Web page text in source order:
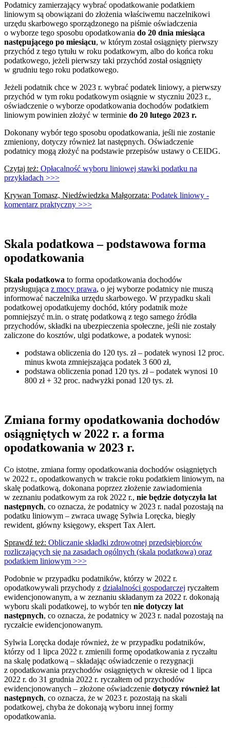
Podatnicy zamierzający wybrać opodatkowanie podatkiem
liniowym są obowiązani do złożenia właściwemu naczelnikowi
urzędu skarbowego sporządzonego na piśmie oświadczenia
o wyborze tego sposobu opodatkowania do 20 dnia miesiąca
następującego po miesiącu, w którym został osiągnięty pierwszy
przychód z tego tytułu w roku podatkowym, albo do końca roku
podatkowego, jeżeli pierwszy taki przychód został osiągnięty
w grudniu tego roku podatkowego.
Jeżeli podatnik chce w 2023 r. wybrać podatek liniowy, a pierwszy
przychód w tym roku podatkowym osiągnie w styczniu 2023 r.,
oświadczenie o wyborze opodatkowania dochodów podatkiem
liniowym powinien złożyć w terminie do 20 lutego 2023 r.
Dokonany wybór tego sposobu opodatkowania, jeśli nie zostanie
zmieniony, dotyczy również lat następnych. Oświadczenie
podatnicy mogą złożyć na podstawie przepisów ustawy o CEIDG.
Czytaj też: Opłacalność wyboru liniowej stawki podatku na
przykładach >>>
Krywan Tomasz, Niedźwiedzka Małgorzata: Podatek liniowy -
komentarz praktyczny >>>
Skala podatkowa – podstawowa forma
opodatkowania
Skala podatkowa to forma opodatkowania dochodów
przysługująca z mocy prawa, o jej wyborze podatnicy nie muszą
informować naczelnika urzędu skarbowego. W przypadku skali
podatkowej opodatkujemy dochód, który podatnik może
pomniejszyć m.in. o stratę podatkową z tego samego źródła
przychodów, składki na ubezpieczenia społeczne, jeśli nie zostały
zaliczone do kosztów, ulgi podatkowe, a podatek wynosi:
podstawa obliczenia do 120 tys. zł – podatek wynosi 12 proc.
minus kwota zmniejszająca podatek 3 600 zł,
podstawa obliczenia ponad 120 tys. zł – podatek wynosi 10
800 zł + 32 proc. nadwyżki ponad 120 tys. zł.
Zmiana formy opodatkowania dochodów
osiągniętych w 2022 r. a forma
opodatkowania w 2023 r.
Co istotne, zmiana formy opodatkowania dochodów osiągniętych
w 2022 r., opodatkowanych w trakcie roku podatkiem liniowym, na
skalę podatkową, dokonana poprzez złożenie zawiadomienia
w zeznaniu podatkowym za rok 2022 r., nie będzie dotyczyła lat
następnych, co oznacza, że podatnicy w 2023 r. nadal pozostają na
podatku liniowym – zwraca uwagę Sylwia Loręcka, biegły
rewident, główny księgowy, ekspert Tax Alert.
Sprawdź też: Obliczanie składki zdrowotnej przedsiębiorców
rozliczających się na zasadach ogólnych (skala podatkowa) oraz
podatkiem liniowym >>>
Podobnie w przypadku podatników, którzy w 2022 r.
opodatkowywali przychody z działalności gospodarczej ryczałtem
ewidencjonowanym, a w zeznaniu składanym za 2022 r. dokonają
wyboru skali podatkowej, to wybór ten nie dotyczy lat
następnych, co oznacza, że podatnicy w 2023 r. nadal pozostają na
ryczałcie ewidencjonowanym.
Sylwia Loręcka dodaje również, że w przypadku podatników,
którzy od 1 lipca 2022 r. zmienili formę opodatkowania z ryczałtu
na skalę podatkową – składając oświadczenie o rezygnacji
z opodatkowania przychodów osiągniętych w okresie od 1 lipca
2022 r. do 31 grudnia 2022 r. ryczałtem od przychodów
ewidencjonowanych – złożone oświadczenie dotyczy również lat
następnych, co oznacza, że w 2023 r. pozostają na skali
podatkowej, chyba że dokonają wyboru innej formy
opodatkowania.